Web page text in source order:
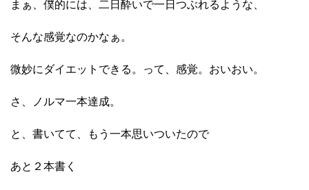
まぁ、僕的には、二日酔いで一日つぶれるような、
そんな感覚なのかなぁ。
微妙にダイエットできる。って、感覚。おいおい。
さ、ノルマ一本達成。
と、書いてて、もう一本思いついたので
あと２本書く